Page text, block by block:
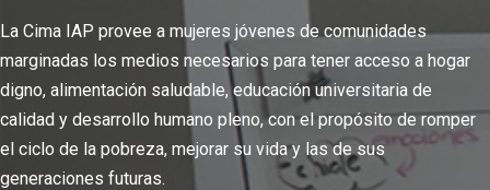
La Cima IAP provee a mujeres jóvenes de comunidades
marginadas los medios necesarios para tener acceso a hogar
digno, alimentación saludable, educación universitaria de
calidad y desarrollo humano pleno, con el propósito de romper
el ciclo de la pobreza, mejorar su vida y las de sus
generaciones futuras.